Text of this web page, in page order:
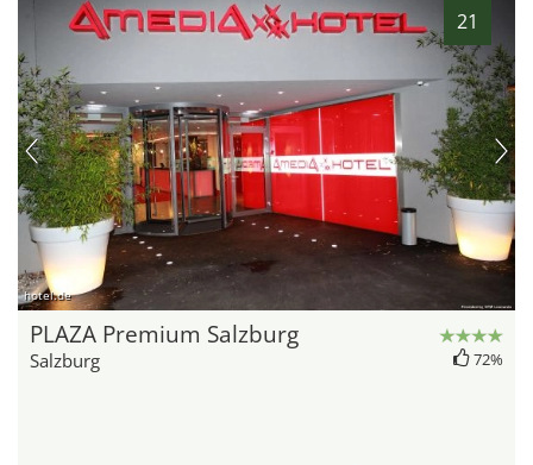
21
hotel.de
PLAZA Premium Salzburg
Salzburg 72%